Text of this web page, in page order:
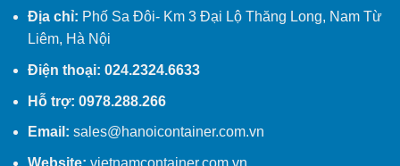
Địa chỉ: Phố Sa Đôi- Km 3 Đại Lộ Thăng Long, Nam Từ
Liêm, Hà Nội
Điện thoại: 024.2324.6633
Hỗ trợ: 0978.288.266
Email: sales@hanoicontainer.com.vn
Website: vietnamcontainer.com.vn